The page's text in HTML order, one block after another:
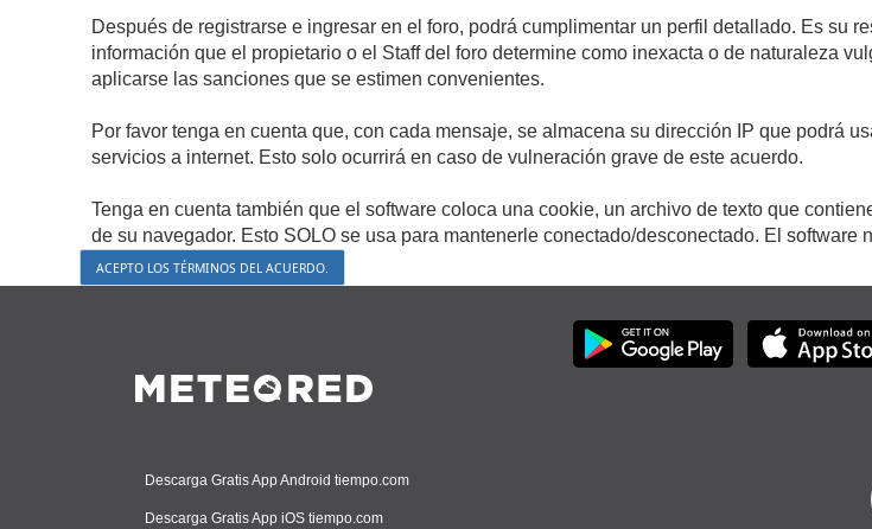
Después de registrarse e ingresar en el foro, podrá cumplimentar un perfil detallado. Es su
información que el propietario o el Staff del foro determine como inexacta o de naturaleza
aplicarse las sanciones que se estimen convenientes.
Por favor tenga en cuenta que, con cada mensaje, se almacena su dirección IP que podrá
servicios a internet. Esto solo ocurrirá en caso de vulneración grave de este acuerdo.
Tenga en cuenta también que el software coloca una cookie, un archivo de texto que
de su navegador. Esto SOLO se usa para mantenerle conectado/desconectado. El
Descarga Gratis App Android tiempo.com
Descarga Gratis App iOS tiempo.com